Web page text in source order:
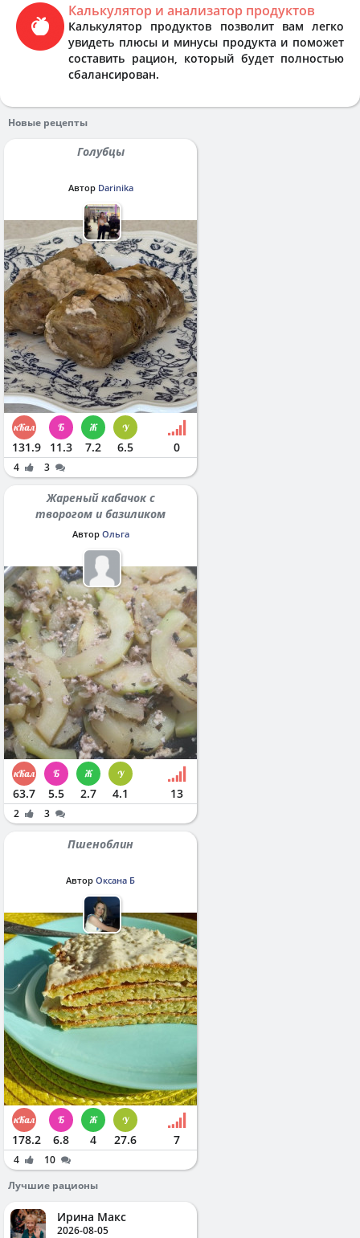
Калькулятор и анализатор продуктов
Калькулятор продуктов позволит вам легко
увидеть плюсы и минусы продукта и поможет
составить рацион, который будет полностью
сбалансирован.
Новые рецепты
Голубцы
Автор Darinika
131.9 11.3 7.2 6.5 0
4 3
Жареный кабачок с
творогом и базиликом
Автор Ольга
63.7 5.5 2.7 4.1 13
2 3
Пшеноблин
Автор Оксана Б
178.2 6.8 4 27.6 7
4
10
Лучшие рационы
Ирина Макс
2026-08-05